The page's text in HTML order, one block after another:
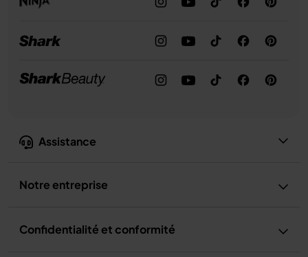
Assistance
Notre entreprise
Confidentialité et conformité